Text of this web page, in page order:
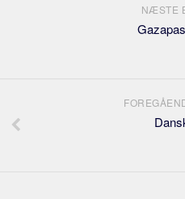
NÆSTE